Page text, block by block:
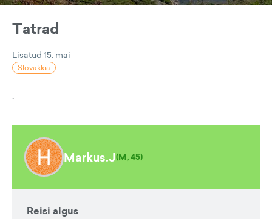
Tatrad
Lisatud 15. mai
Slovakkia
.
Markus.J(M, 45)
Reisi algus